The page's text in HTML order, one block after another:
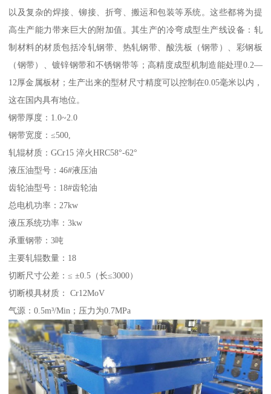
以及复杂的焊接、铆接、折弯、搬运和包装等系统。这些都将为提
高生产能力带来巨大的附加值。其生产的冷弯成型生产线设备：轧
制材料的材质包括冷轧钢带、热轧钢带、酸洗板（钢带）、彩钢板
（钢带）、镀锌钢带和不锈钢带等；高精度成型机制造能处理0.2—
12厚金属板材；生产出来的型材尺寸精度可以控制在0.05毫米以内，
这在国内具有地位。
钢带厚度：1.0~2.0
钢带宽度：≤500,
轧辊材质：GCr15 淬火HRC58°-62°
液压油型号：46#液压油
齿轮油型号：18#齿轮油
总电机功率：27kw
液压系统功率：3kw
承重钢带：3吨
主要轧辊数量：18
切断尺寸公差：≤ ±0.5（长≤3000）
切断模具材质： Cr12MoV
气源：0.5m³/Min；压力为0.7MPa